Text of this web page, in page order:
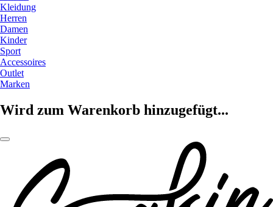
Kleidung
Herren
Damen
Kinder
Sport
Accessoires
Outlet
Marken
Wird zum Warenkorb hinzugefügt...